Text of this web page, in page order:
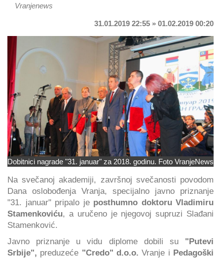
Vranjenews
31.01.2019 22:55 » 01.02.2019 00:20
Dobitnici nagrade "31. januar" za 2018. godinu. Foto VranjeNews
Na svečanoj akademiji, završnoj svečanosti povodom
Dana oslobođenja Vranja, specijalno javno priznanje
"31. januar" pripalo je posthumno doktoru Vladimiru
Stamenkoviću, a uručeno je njegovoj supruzi Slađani
Stamenković.
Javno priznanje u vidu diplome dobili su"Putevi
Srbije", preduzeće "Credo" d.o.o.Vranje i Pedagoški